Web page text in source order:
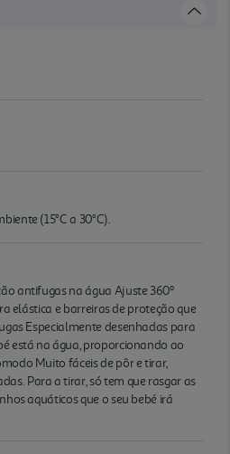
(15°C a 30°C).
antifugas na água Ajuste 360º
elástica e barreiras de proteção que
Especialmente desenhadas para
está na água, proporcionando ao
Muito fáceis de pôr e tirar,
Para a tirar, só tem que rasgar as
aquáticos que o seu bebé irá